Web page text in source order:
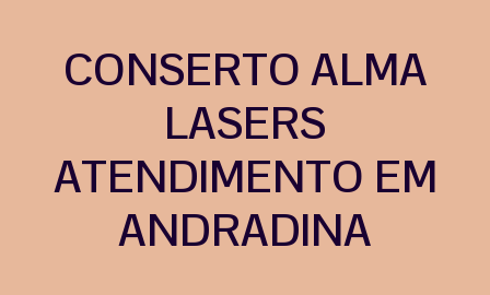
CONSERTO ALMA
LASERS
ATENDIMENTO EM
ANDRADINA